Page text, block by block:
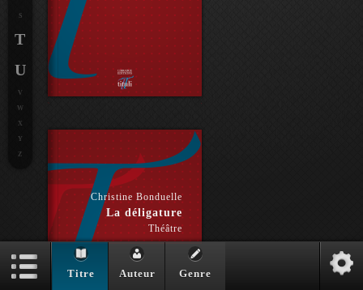
Christine Bonduelle
La déligature
Théâtre
S
T
U
V
W
X
Y
Z
Titre Auteur Genre